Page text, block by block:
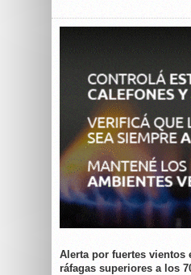
Alerta por fuertes vientos
ráfagas superiores a los